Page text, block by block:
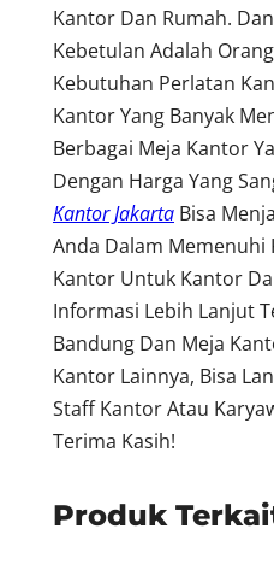
Kantor Dan Rumah.
Kebetulan Adalah
Kebutuhan Perlatan
Kantor Yang Banyak
Berbagai Meja Kantor
Dengan Harga Yang
Kantor Jakarta Bisa
Anda Dalam Memenuhi
Kantor Untuk Kantor
Informasi Lebih Lanjut
Bandung Dan Meja
Kantor Lainnya, Bisa
Staff Kantor Atau
Terima Kasih!
Produk